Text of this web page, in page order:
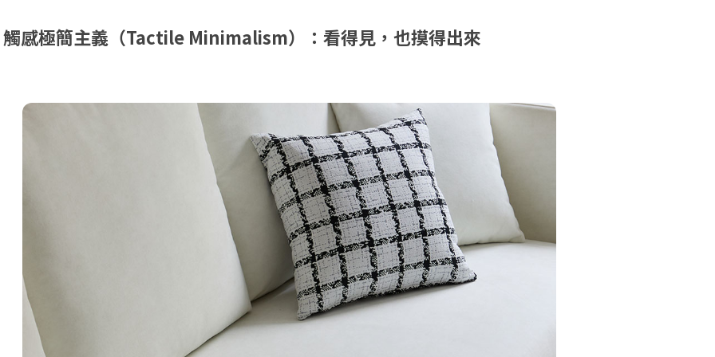
感極簡主義（Tactile Minimalism）：看得見，也摸得出來